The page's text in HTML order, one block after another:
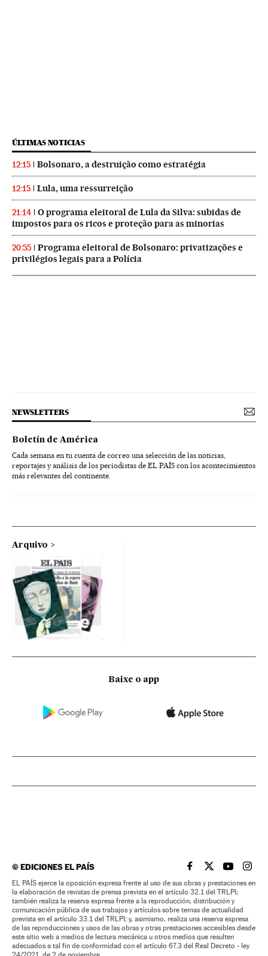
ÚLTIMAS NOTICIAS
12:15 Bolsonaro, a destruição como estratégia
12:15 Lula, uma ressurreição
21:14
O programa eleitoral de Lula da Silva: subidas de
impostos para os ricos e proteção para as minorias
20:55
Programa eleitoral de Bolsonaro: privatizações e
privilégios legais para a Polícia
NEWSLETTERS
Boletín de América
Cada semana en tu cuenta de correo una selección de las noticias,
reportajes y análisis de los periodistas de EL PAÍS con los acontecimientos
más relevantes del continente.
Arquivo
Baixe o app
©EDICIONES EL PAÍS EL PAÍS BRASIL EN
EL PAÍSEL PAÍS
EL
EL PAÍS ejerce la oposición expresa frente al uso de sus obras y prestaciones en
la elaboración de revistas de prensa prevista en el artículo 32.1 del TRLPI;
también realiza la reserva expresa frente a la reproducción, distribución y
comunicación pública de sus trabajos y artículos sobre temas de actualidad
prevista en el artículo 33.1 del TRLPI; y, asimismo, realiza una reserva expresa
de las reproducciones y usos de las obras y otras prestaciones accesibles desde
este sitio web a medios de lectura mecánica u otros medios que resulten
adecuados a tal fin de conformidad con el artículo 67.3 del Real Decreto - ley